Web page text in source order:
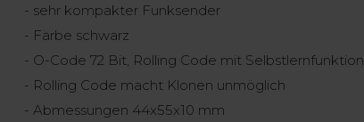
- sehr kompakter Funksender
- Farbe schwarz
- O-Code 72 Bit, Rolling Code mit Selbstlernfunktion
- Rolling Code macht Klonen unmöglich
- Abmessungen 44x55x10 mm